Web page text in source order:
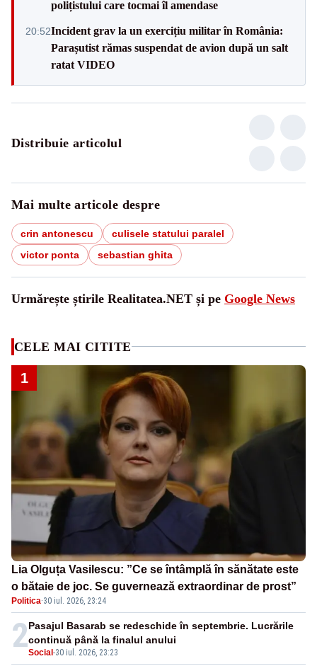
polițistului care tocmai îl amendase
20:52Incident grav la un exercițiu militar în România:
Parașutist rămas suspendat de avion după un salt
ratat VIDEO
Distribuie articolul
Mai multe articole despre
crin antonescu
culisele statului paralel
victor ponta
sebastian ghita
Urmărește știrile Realitatea.NET și pe Google News
CELE MAI CITITE
1
Lia Olguța Vasilescu: ”Ce se întâmplă în sănătate este
o bătaie de joc. Se guvernează extraordinar de prost”
Politica·30 iul. 2026, 23:24
2Social -30 iul. 2026, 23:23
Pasajul Basarab se redeschide în septembrie. Lucrările
continuă până la finalul anului